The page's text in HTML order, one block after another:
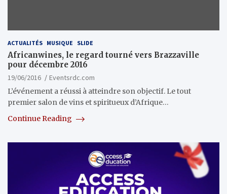
ACTUALITÉS MUSIQUE SLIDE
Africanwines, le regard tourné vers Brazzaville
pour décembre 2016
19/06/2016
Eventsrdc.com
L’événement a réussi à atteindre son objectif. Le tout
premier salon de vins et spiritueux d’Afrique…
Continue Reading